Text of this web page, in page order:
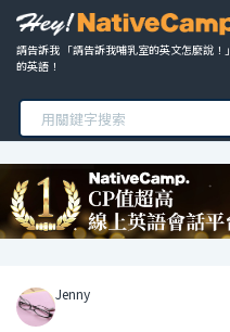
請告訴我 「請告訴我哺乳室的英文怎麼說！」
的英語！
Jenny